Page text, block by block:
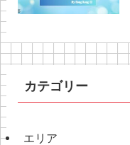
カテゴリー
エリア